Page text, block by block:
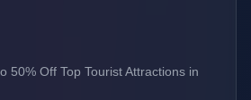
50% Off Top Tourist Attractions in